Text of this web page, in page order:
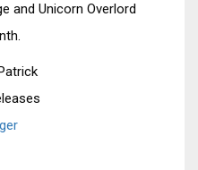
and Unicorn Overlord